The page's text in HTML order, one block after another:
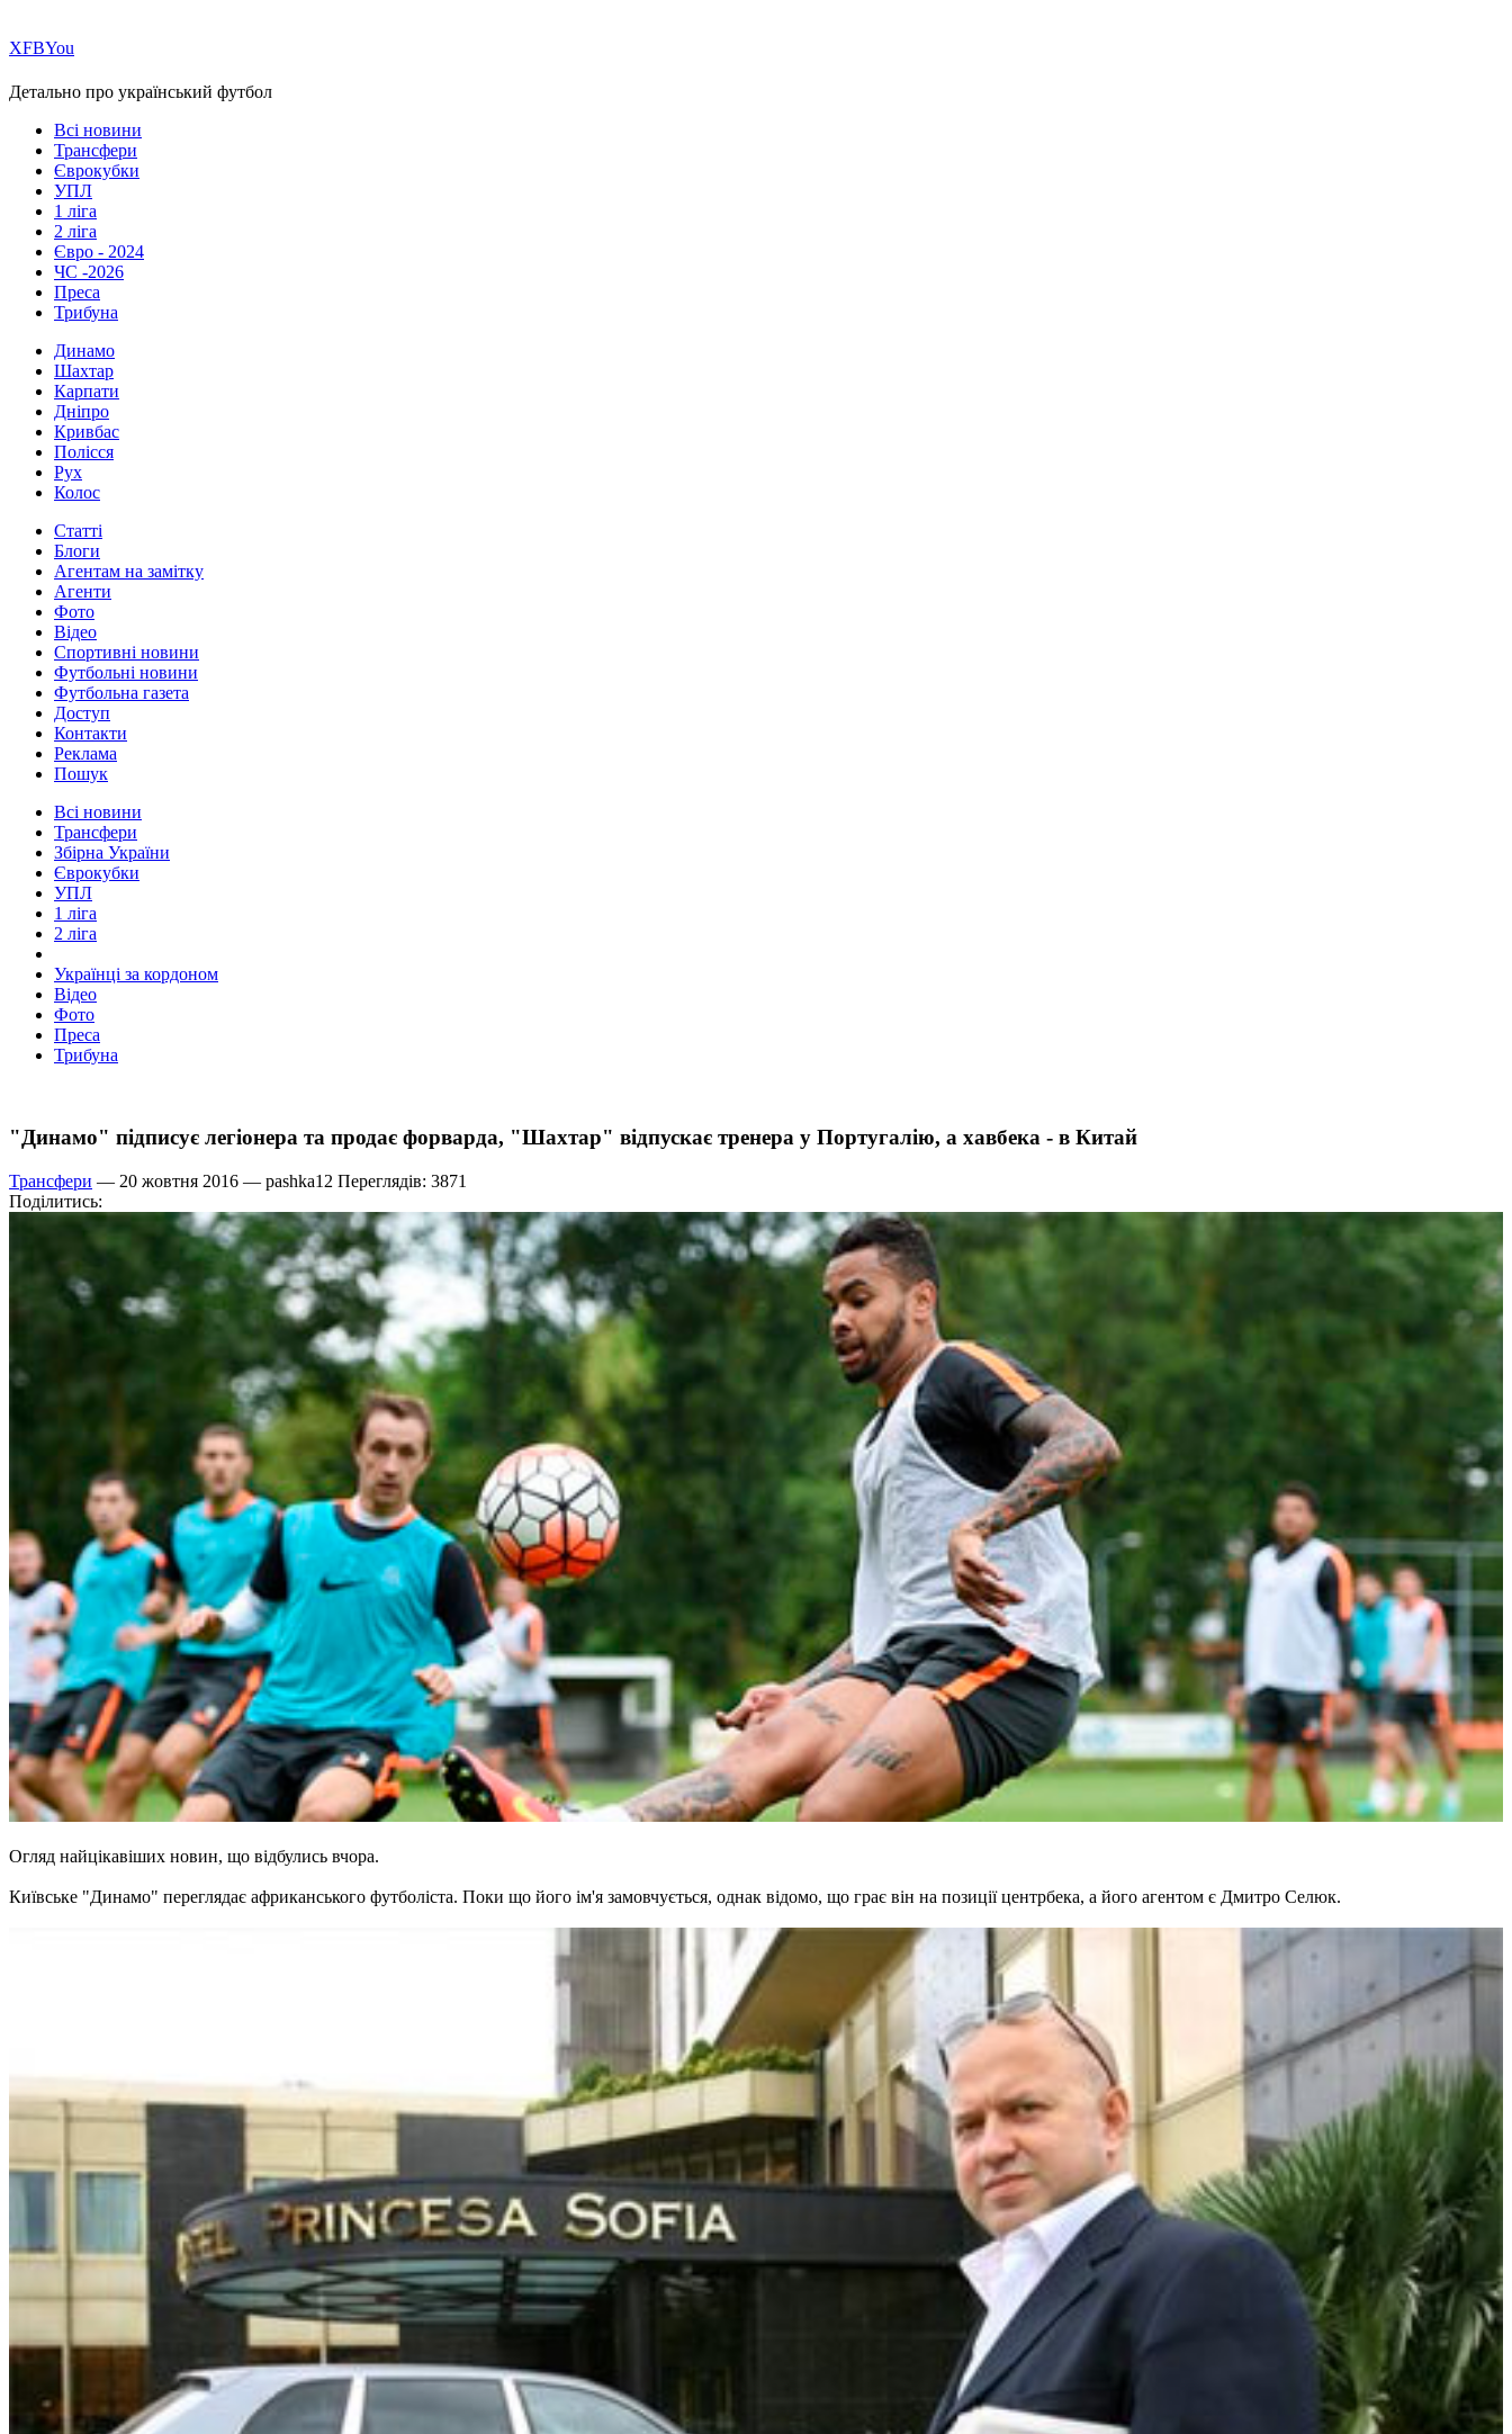
ХFBYou
Детально про український футбол
Всі новини
Трансфери
Єврокубки
УПЛ
1 ліга
2 ліга
Євро - 2024
ЧС -2026
Преса
Трибуна
Динамо
Шахтар
Карпати
Дніпро
Кривбас
Полісся
Рух
Колос
Статті
Блоги
Агентам на замітку
Агенти
Фото
Відео
Спортивні новини
Футбольні новини
Футбольна газета
Доступ
Контакти
Реклама
Пошук
Всі новини
Трансфери
Збірна України
Єврокубки
УПЛ
1 ліга
2 ліга
Українці за кордоном
Відео
Фото
Преса
Трибуна
"Динамо" підписує легіонера та продає форварда, "Шахтар" відпускає тренера у Португалію, а хавбека - в Китай
Трансфери — 20 жовтня 2016 — pashka12 Переглядів: 3871
Поділитись:
Огляд найцікавіших новин, що відбулись вчора.
Київське "Динамо" переглядає африканського футболіста. Поки що його ім'я замовчується, однак відомо, що грає він на позиції центрбека, а його агентом є Дмитро Селюк.